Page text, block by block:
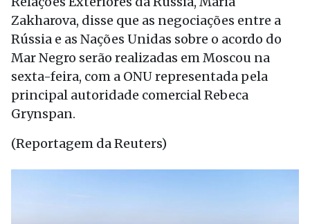
Zakharova, disse que as negociações entre a
Rússia e as Nações Unidas sobre o acordo do
Mar Negro serão realizadas em Moscou na
sexta-feira, com a ONU representada pela
principal autoridade comercial Rebeca
Grynspan.
(Reportagem da Reuters)